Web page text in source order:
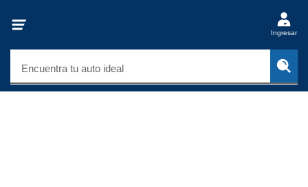
Ingresar
Encuentra tu auto ideal